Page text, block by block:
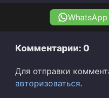
WhatsApp
Комментарии: 0
Для отправки
авторизоваться.